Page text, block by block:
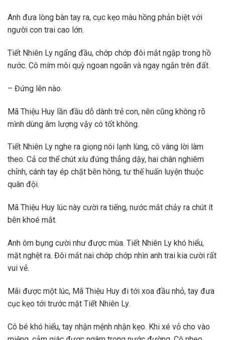
Anh đưa lòng bàn tay ra, cục kẹo màu hồng phản biệt với
người con trai cao lớn.
Tiết Nhiên Ly ngẩng đầu, chớp chớp đôi mắt ngập trong hồ
nước. Cô mím môi quỳ ngoan ngoãn và ngay ngắn trên đất.
– Đứng lên nào.
Mã Thiệu Huy lần đầu dỗ dành trẻ con, nên cũng không rõ
mình dùng âm lượng vậy có tốt không.
Tiết Nhiên Ly nghe ra giọng nói lạnh lùng, cô vâng lời làm
theo. Cả cơ thể chút xíu đứng thẳng dậy, hai chân nghiêm
chỉnh, cánh tay ép chặt bên hông, tư thế huấn luyện thuộc
quân đội.
Mã Thiệu Huy lúc này cười ra tiếng, nước mắt chảy ra chút ít
bên khoé mắt.
Anh ôm bụng cười như được mùa. Tiết Nhiên Ly khó hiểu,
mặt nghệt ra. Đôi mắt nai chớp chớp nhìn anh trai kia cười rất
vui vẻ.
Mãi được một lúc, Mã Thiệu Huy đi tới xoa đầu nhỏ, tay đưa
cục kẹo tới trước mặt Tiết Nhiên Ly.
Cô bé khó hiểu, tay nhận mệnh nhận kẹo. Khi xé vỏ cho vào